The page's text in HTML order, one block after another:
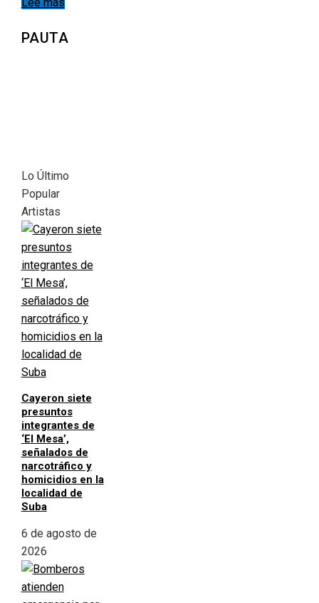
PAUTA
Lo Último
Popular
Artistas
Cayeron siete
presuntos
integrantes de
‘El Mesa’,
señalados de
narcotráfico y
homicidios en la
localidad de
Suba
6 de agosto de
2026